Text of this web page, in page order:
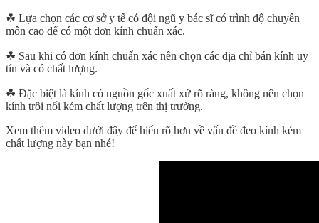
☘ Lựa chọn các cơ sở y tế có đội ngũ y bác sĩ có trình độ chuyên
môn cao để có một đơn kính chuẩn xác.
☘ Sau khi có đơn kính chuẩn xác nên chọn các địa chỉ bán kính uy
tín và có chất lượng.
☘ Đặc biệt là kính có nguồn gốc xuất xứ rõ ràng, không nên chọn
kính trôi nổi kém chất lượng trên thị trường.
Xem thêm video dưới đây để hiểu rõ hơn về vấn đề đeo kính kém
chất lượng này bạn nhé!